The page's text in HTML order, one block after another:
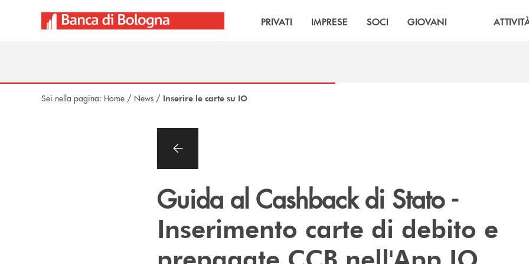
PRIVATI IMPRESE SOCI GIOVANI
Sei nella pagina: Home / News / Inserire le carte su IO
Guida al Cashback di Stato -
Inserimento carte di debito e